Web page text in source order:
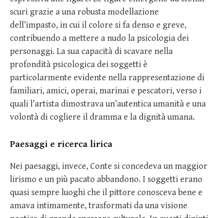
scuri grazie a una robusta modellazione
dell’impasto, in cui il colore si fa denso e greve,
contribuendo a mettere a nudo la psicologia dei
personaggi. La sua capacità di scavare nella
profondità psicologica dei soggetti è
particolarmente evidente nella rappresentazione di
familiari, amici, operai, marinai e pescatori, verso i
quali l’artista dimostrava un’autentica umanità e una
volontà di cogliere il dramma e la dignità umana.
Paesaggi e ricerca lirica
Nei paesaggi, invece, Conte si concedeva un maggior
lirismo e un più pacato abbandono. I soggetti erano
quasi sempre luoghi che il pittore conosceva bene e
amava intimamente, trasformati da una visione